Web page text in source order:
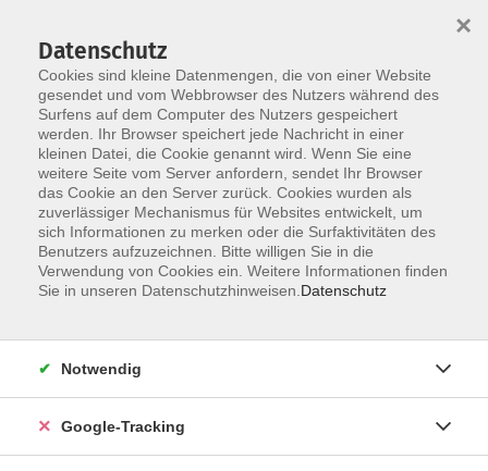
Skip to main content
Der Kurs konnte nicht gefunden werden.
Datenschutz
Cookies sind kleine Datenmengen, die von einer Website
gesendet und vom Webbrowser des Nutzers während des
Surfens auf dem Computer des Nutzers gespeichert
werden. Ihr Browser speichert jede Nachricht in einer
kleinen Datei, die Cookie genannt wird. Wenn Sie eine
weitere Seite vom Server anfordern, sendet Ihr Browser
das Cookie an den Server zurück. Cookies wurden als
zuverlässiger Mechanismus für Websites entwickelt, um
sich Informationen zu merken oder die Surfaktivitäten des
Benutzers aufzuzeichnen. Bitte willigen Sie in die
Verwendung von Cookies ein. Weitere Informationen finden
Sie in unseren Datenschutzhinweisen. Datenschutz
×
Notwendig
Google-Tracking